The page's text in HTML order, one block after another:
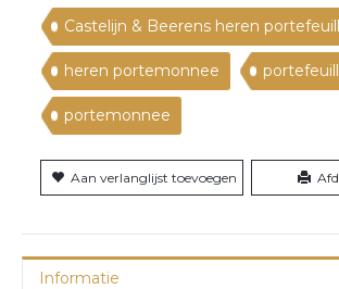
Castelijn & Beerens heren
heren portemonnee
portemonnee
Aan verlanglijst toevoegen
Informatie